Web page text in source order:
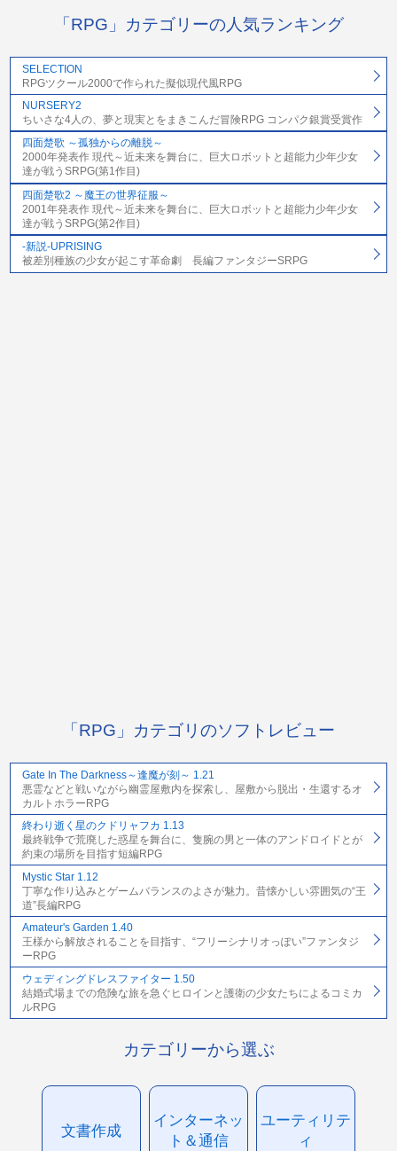
「RPG」カテゴリーの人気ランキング
SELECTION
RPGツクール2000で作られた擬似現代風RPG
NURSERY2
ちいさな4人の、夢と現実とをまきこんだ冒険RPG コンパク銀賞受賞作
四面楚歌 ～孤独からの離脱～
2000年発表作 現代～近未来を舞台に、巨大ロボットと超能力少年少女
達が戦うSRPG(第1作目)
四面楚歌2 ～魔王の世界征服～
2001年発表作 現代～近未来を舞台に、巨大ロボットと超能力少年少女
達が戦うSRPG(第2作目)
-新説-UPRISING
被差別種族の少女が起こす革命劇 長編ファンタジーSRPG
「RPG」カテゴリのソフトレビュー
Gate In The Darkness～逢魔が刻～ 1.21
悪霊などと戦いながら幽霊屋敷内を探索し、屋敷から脱出・生還するオ
カルトホラーRPG
終わり逝く星のクドリャフカ 1.13
最終戦争で荒廃した惑星を舞台に、隻腕の男と一体のアンドロイドとが
約束の場所を目指す短編RPG
Mystic Star 1.12
丁寧な作り込みとゲームバランスのよさが魅力。昔懐かしい雰囲気の“王
道”長編RPG
Amateur's Garden 1.40
王様から解放されることを目指す、“フリーシナリオっぽい”ファンタジ
ーRPG
ウェディングドレスファイター 1.50
結婚式場までの危険な旅を急ぐヒロインと護衛の少女たちによるコミカ
ルRPG
カテゴリーから選ぶ
文書作成
インターネッ
ト＆通信
ユーティリテ
ィ